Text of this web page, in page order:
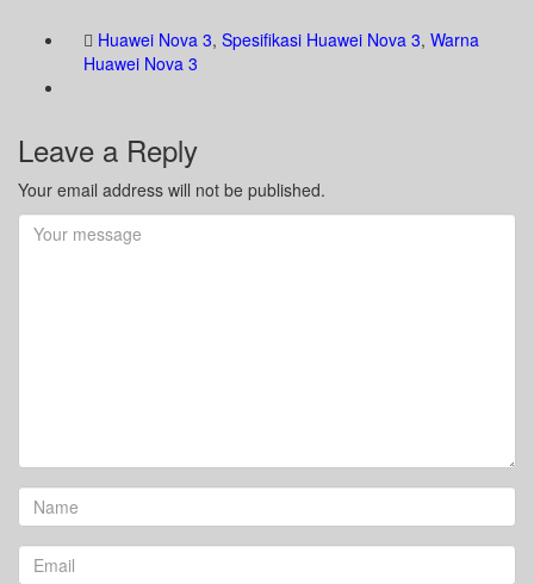
Huawei Nova 3, Spesifikasi Huawei Nova 3, Warna
Huawei Nova 3
Leave a Reply
Your email address will not be published.